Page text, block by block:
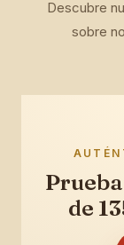
Descubre
sobre
de